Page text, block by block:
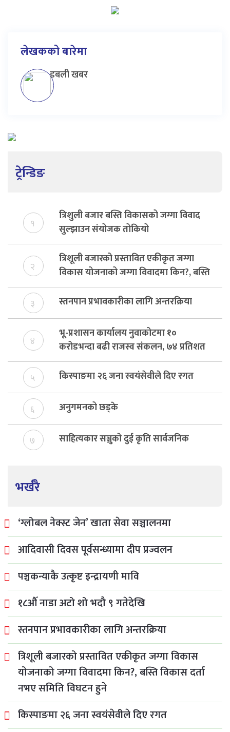
लेखकको बारेमा
डबली खबर
ट्रेन्डिङ
१
त्रिशुली बजार बस्ति विकासको जग्गा विवाद
सुल्झाउन संयोजक तोकियो
२
त्रिशूली बजारको प्रस्तावित एकीकृत जग्गा
विकास योजनाको जग्गा विवादमा किन?, बस्ति
विकास दर्ता नभए समिति विघटन हुने
३ स्तनपान प्रभावकारीका लागि अन्तरक्रिया
४
भू-प्रशासन कार्यालय नुवाकोटमा १०
करोडभन्दा बढी राजस्व संकलन, ७४ प्रतिशत
बेरुजु फर्छयौट
५ किस्पाङमा २६ जना स्वयंसेवीले दिए रगत
६ अनुगमनको छड्के
७ साहित्यकार सञ्जुको दुई कृति सार्वजनिक
भर्खरै
‘ग्लोबल नेक्स्ट जेन’ खाता सेवा सञ्चालनमा
आदिवासी दिवस पूर्वसन्ध्यामा दीप प्रज्वलन
पञ्चकन्याकै उत्कृष्ट इन्द्रायणी मावि
१८औँ नाडा अटो शो भदौ ९ गतेदेखि
स्तनपान प्रभावकारीका लागि अन्तरक्रिया
त्रिशूली बजारको प्रस्तावित एकीकृत जग्गा विकास
योजनाको जग्गा विवादमा किन?, बस्ति विकास दर्ता
नभए समिति विघटन हुने
किस्पाङमा २६ जना स्वयंसेवीले दिए रगत